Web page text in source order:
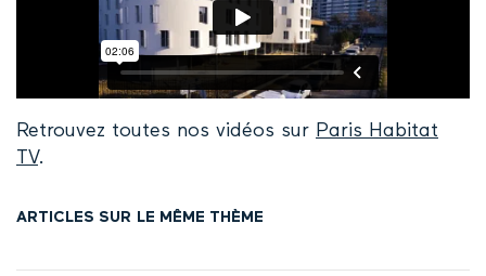
Retrouvez toutes nos vidéos sur Paris Habitat
TV.
ARTICLES SUR LE MÊME THÈME